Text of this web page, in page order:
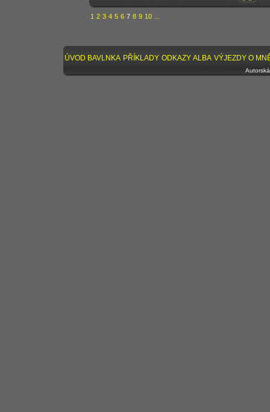
1 2 3 4 5 6 7 8 9 10
ÚVOD BAVLNKA PŘÍKLADY ODKAZY ALBA VÝJEZDY O